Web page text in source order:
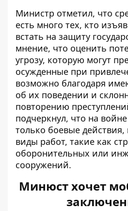
Министр отметил, что
есть много тех, кто
встать на защиту
мнение, что оценить
угрозу, которую могут
осужденные при
возможно благодаря
об их поведении и
повторению
подчеркнул, что на
только боевые действия,
виды работ, такие как
оборонительных или
сооружений.
Минюст хочет